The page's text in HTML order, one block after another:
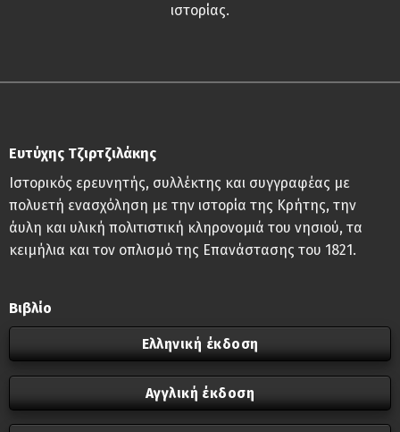
ιστορίας.
Ευτύχης Τζιρτζιλάκης
Ιστορικός ερευνητής, συλλέκτης και συγγραφέας με
πολυετή ενασχόληση με την ιστορία της Κρήτης, την
άυλη και υλική πολιτιστική κληρονομιά του νησιού, τα
κειμήλια και τον οπλισμό της Επανάστασης του 1821.
Βιβλίο
Ελληνική έκδοση
Αγγλική έκδοση